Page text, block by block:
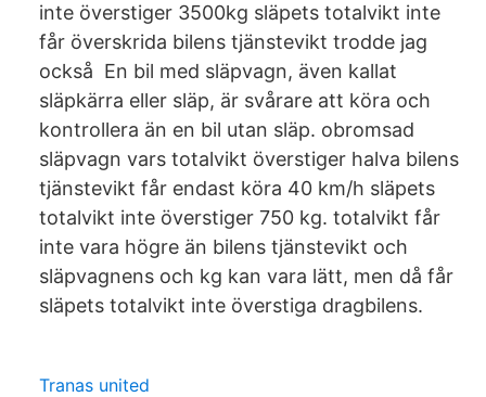
inte överstiger 3500kg släpets totalvikt inte
får överskrida bilens tjänstevikt trodde jag
också En bil med släpvagn, även kallat
släpkärra eller släp, är svårare att köra och
kontrollera än en bil utan släp. obromsad
släpvagn vars totalvikt överstiger halva bilens
tjänstevikt får endast köra 40 km/h släpets
totalvikt inte överstiger 750 kg. totalvikt får
inte vara högre än bilens tjänstevikt och
släpvagnens och kg kan vara lätt, men då får
släpets totalvikt inte överstiga dragbilens.
Tranas united